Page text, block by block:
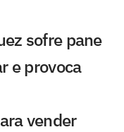
sofre pane
e provoca
vender